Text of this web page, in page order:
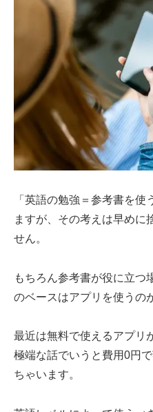
「英語の勉強＝参考書を
ますが、その考えは早めに
せん。
もちろん参考書が役に立つ
のベースはアプリを使うの
最近は無料で使えるアプリ
極端な話でいうと費用0円
ちゃいます。